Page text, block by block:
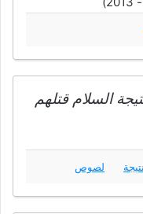
السلام قتلهم
لصوص